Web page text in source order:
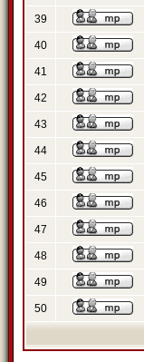
39
40
41
42
43
44
45
46
47
48
49
50